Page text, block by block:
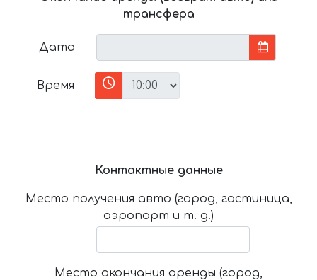
трансфера
Дата
Время
Контактные данные
Место получения авто (город, гостиница,
аэропорт и т. д.)
Место окончания аренды (город,